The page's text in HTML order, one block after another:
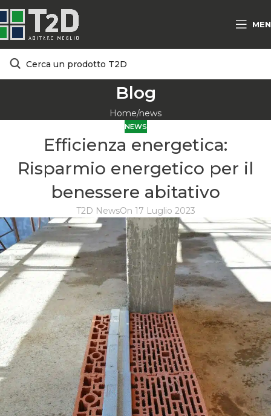
Blog
Home news
NEWS
Efficienza energetica:
Risparmio energetico per il
benessere abitativo
T2D NewsOn 17 Luglio 2023